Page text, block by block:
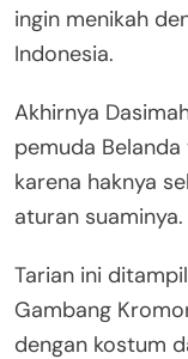
ingin menikah
Indonesia.
Akhirnya
pemuda
karena haknya
aturan suaminya.
Tarian ini
Gambang
dengan kostum